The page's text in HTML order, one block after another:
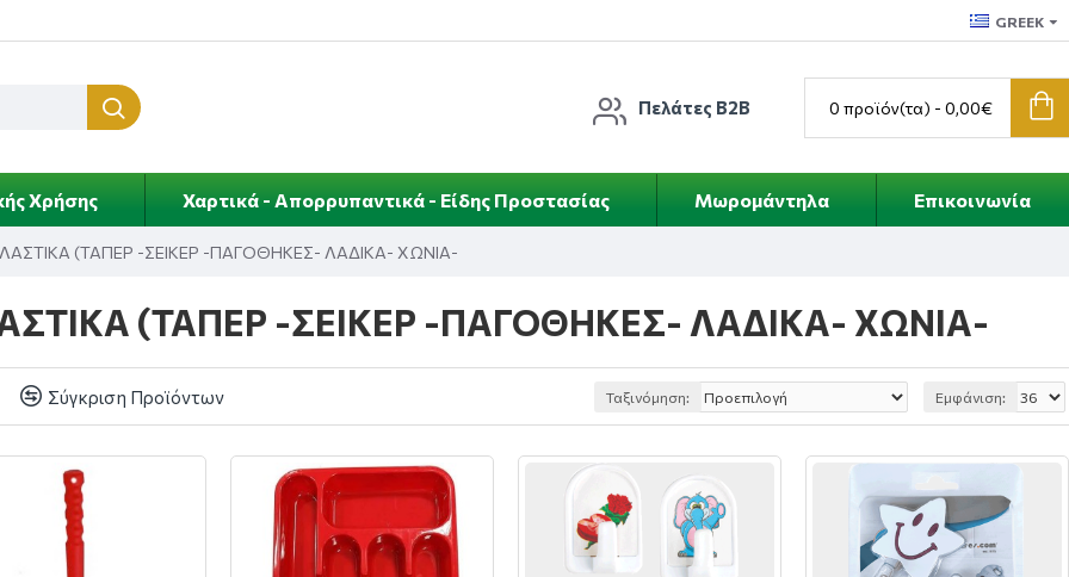
GREEK
Πελάτες B2B 0 προϊόν(τα) - 0,00€
Χρήσης Χαρτικά - Απορρυπαντικά - Είδης Προστασίας Μωρομάντηλα Επικοινωνία
(ΤΑΠΕΡ -ΣΕΙΚΕΡ -ΠΑΓΟΘΗΚΕΣ- ΛΑΔΙΚΑ- ΧΩΝΙΑ-
(ΤΑΠΕΡ -ΣΕΙΚΕΡ -ΠΑΓΟΘΗΚΕΣ- ΛΑΔΙΚΑ- ΧΩΝΙΑ-
Σύγκριση Προϊόντων Ταξινόμηση: Εμφάνιση: